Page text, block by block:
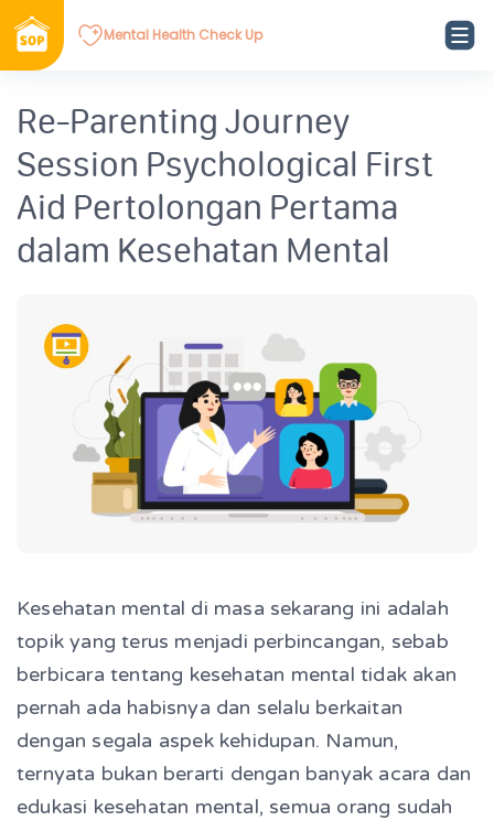
Mental Health Check Up
Re-Parenting Journey
Session Psychological First
Aid Pertolongan Pertama
dalam Kesehatan Mental
Kesehatan mental di masa sekarang ini adalah
topik yang terus menjadi perbincangan, sebab
berbicara tentang kesehatan mental tidak akan
pernah ada habisnya dan selalu berkaitan
dengan segala aspek kehidupan. Namun,
ternyata bukan berarti dengan banyak acara dan
edukasi kesehatan mental, semua orang sudah